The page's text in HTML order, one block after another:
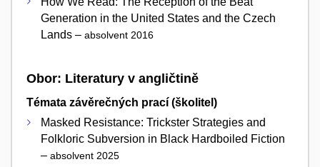
Generation in the United States and the Czech
Lands – absolvent 2016
Obor: Literatury v angličtině
Témata závěrečných prací (školitel)
Masked Resistance: Trickster Strategies and
Folkloric Subversion in Black Hardboiled Fiction
– absolvent 2025